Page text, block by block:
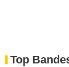
Top